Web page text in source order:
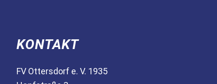
KONTAKT
FV Ottersdorf e. V. 1935